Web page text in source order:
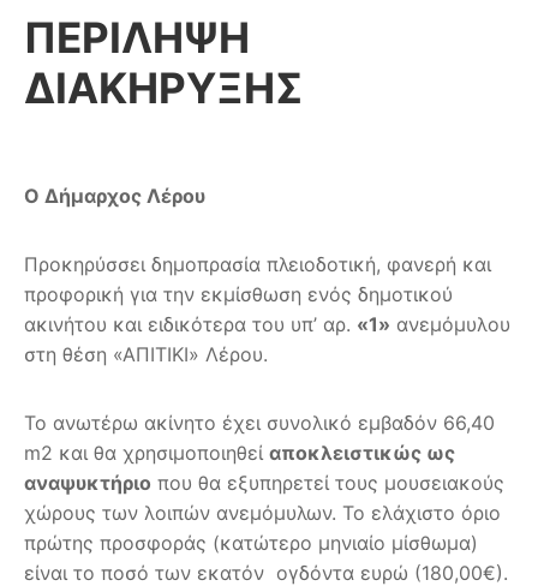
ΠΕΡΙΛΗΨΗ
ΔΙΑΚΗΡΥΞΗΣ
Ο Δήμαρχος Λέρου
Προκηρύσσει δημοπρασία πλειοδοτική, φανερή και
προφορική για την εκμίσθωση ενός δημοτικού
ακινήτου και ειδικότερα του υπ’ αρ. «1» ανεμόμυλου
στη θέση «ΑΠΙΤΙΚΙ» Λέρου.
Το ανωτέρω ακίνητο έχει συνολικό εμβαδόν 66,40
m2 και θα χρησιμοποιηθεί αποκλειστικώς ως
αναψυκτήριο που θα εξυπηρετεί τους μουσειακούς
χώρους των λοιπών ανεμόμυλων. Το ελάχιστο όριο
πρώτης προσφοράς (κατώτερο μηνιαίο μίσθωμα)
είναι το ποσό των εκατόν ογδόντα ευρώ (180,00€).